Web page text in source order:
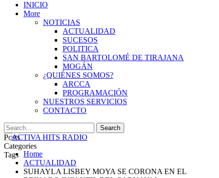
INICIO
More
NOTICIAS
ACTUALIDAD
SUCESOS
POLITICA
SAN BARTOLOMÉ DE TIRAJANA
MOGÁN
¿QUIÉNES SOMOS?
ARCCA
PROGRAMACIÓN
NUESTROS SERVICIOS
CONTACTO
Posts
Categories
Tags Home
ACTUALIDAD
SUHAYLA LISBEY MOYA SE CORONA EN EL